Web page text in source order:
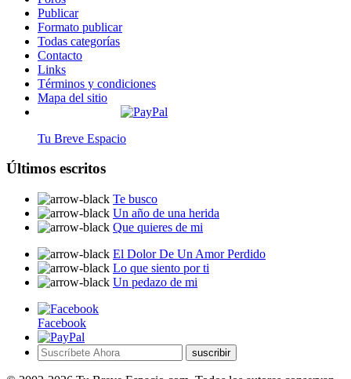
Publicar
Formato publicar
Todas categorías
Contacto
Links
Términos y condiciones
Mapa del sitio
Tu Breve Espacio
Últimos escritos
Te busco
Un año de una herida
Que quieres de mi
El Dolor De Un Amor Perdido
Lo que siento por ti
Un pedazo de mi
Facebook
suscribir